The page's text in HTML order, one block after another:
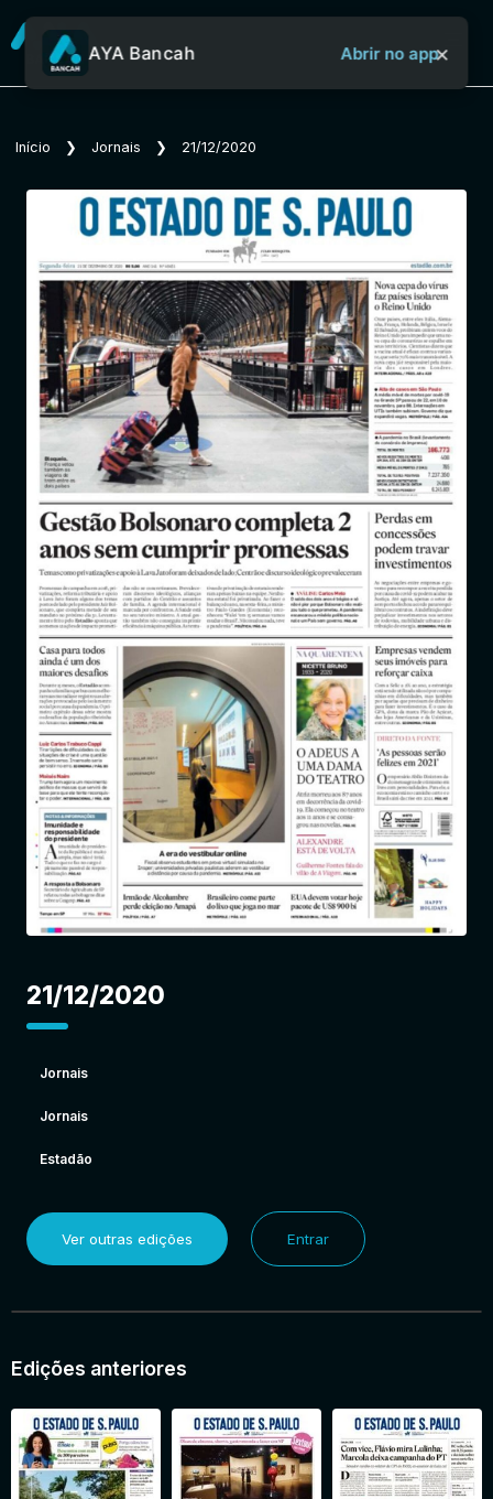
Sobre o Aya Bancah
Início
Revistas
Jornais
Entrar
AYA Bancah Abrir no app×
Início ❯ Jornais ❯ 21/12/2020
21/12/2020
Jornais
Jornais
Estadão
Ver outras edições Entrar
Edições anteriores